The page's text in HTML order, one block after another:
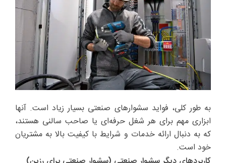
به طور کلی، فواید سشوارهای صنعتی بسیار زیاد است. آنها
ابزاری مهم برای هر شغل حرفه‌ای یا صاحب سالنی هستند،
که به دنبال ارائه خدمات و شرایط با کیفیت بالا به مشتریان
خود است.